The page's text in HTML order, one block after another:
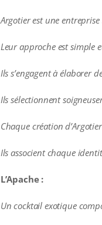
Argotier est une
Leur approche est simple
Ils s’engagent à élaborer
Ils sélectionnent
Chaque création
Ils associent chaque
L’Apache :
Un cocktail exotique